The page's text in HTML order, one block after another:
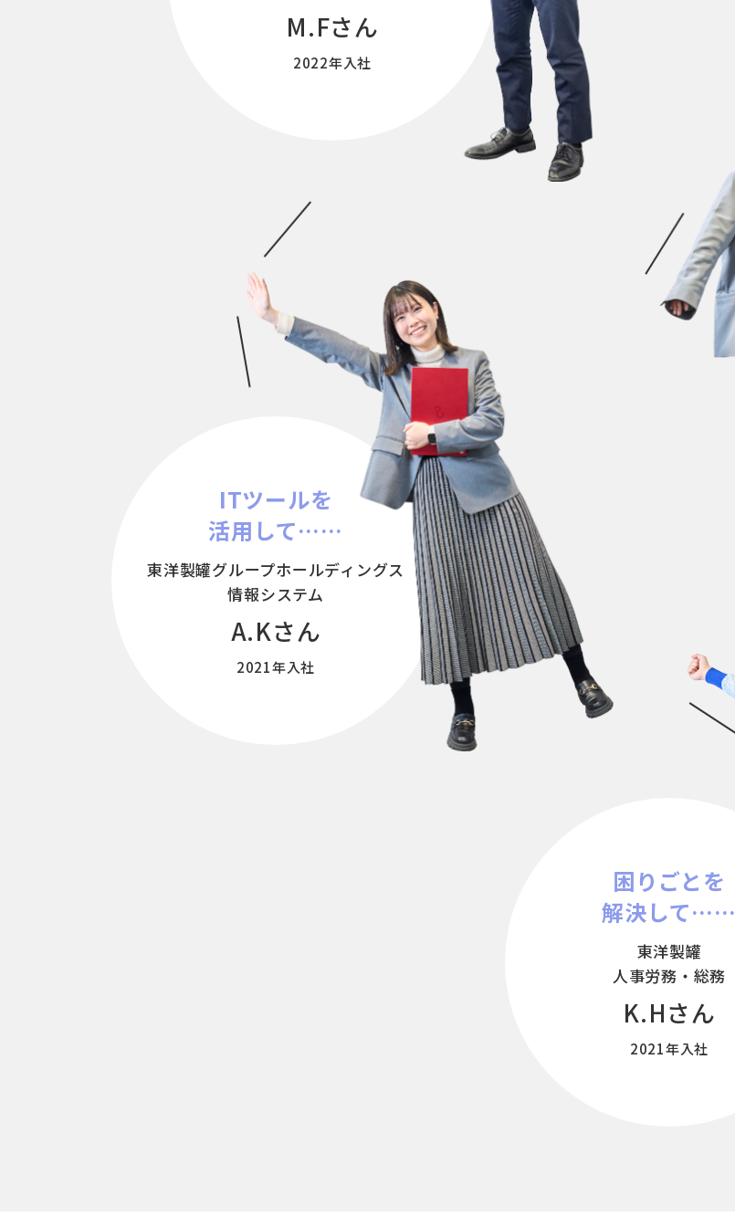
M.Fさん
2022年入社
ITツールを
活用して……
東洋製罐グループホールディングス
情報システム
A.Kさん
2021年入社
困りごとを
解決して……
東洋製罐
人事労務・総務
K.Hさん
2021年入社
技術系若手社員に聞く！
それぞれがワクワクする未来とは？
事務系若手社員に聞く！
未来につながる、
ワクの要素技術を解説
東洋製罐グループの基本まるわかり！
私たちがつくる日常
人と仕事
職種紹介
社員インタビュー一覧